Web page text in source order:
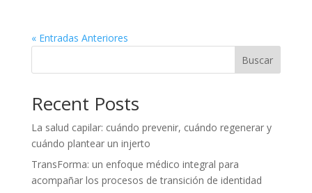
« Entradas Anteriores
Buscar
Recent Posts
La salud capilar: cuándo prevenir, cuándo regenerar y
cuándo plantear un injerto
TransForma: un enfoque médico integral para
acompañar los procesos de transición de identidad